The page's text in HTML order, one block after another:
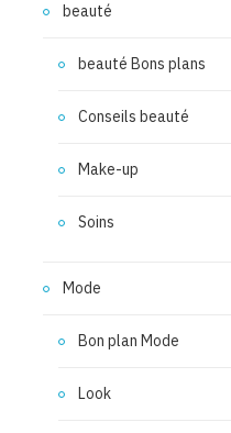
beauté
beauté Bons plans
Conseils beauté
Make-up
Soins
Mode
Bon plan Mode
Look